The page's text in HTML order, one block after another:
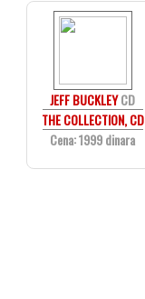
JEFF BUCKLEYCD
THE COLLECTION, CD
Cena: 1999 dinara